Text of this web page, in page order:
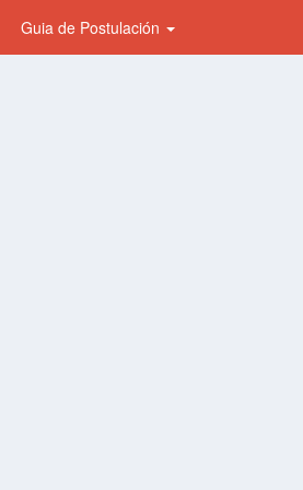
Guia de Postulación